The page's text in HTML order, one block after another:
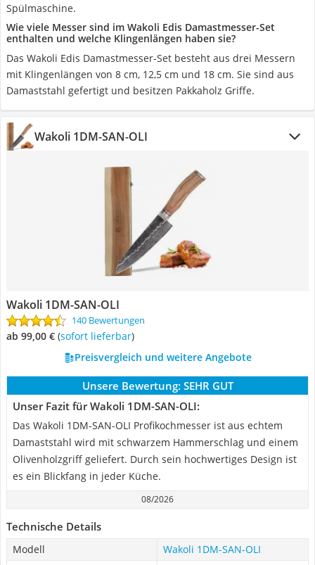
Spülmaschine.
Wie viele Messer sind im Wakoli Edis Damastmesser-Set
enthalten und welche Klingenlängen haben sie?
Das Wakoli Edis Damastmesser-Set besteht aus drei Messern
mit Klingenlängen von 8 cm, 12,5 cm und 18 cm. Sie sind aus
Damaststahl gefertigt und besitzen Pakkaholz Griffe.
Wakoli 1DM-SAN-OLI
Wakoli 1DM-SAN-OLI
140 Bewertungen
ab 99,00 € ( Sofort lieferbar)
Preisvergleich und weitere Angebote
Unsere Bewertung: SEHR GUT
Unser Fazit für Wakoli 1DM-SAN-OLI:
Das Wakoli 1DM-SAN-OLI Profikochmesser ist aus echtem
Damaststahl wird mit schwarzem Hammerschlag und einem
Olivenholzgriff geliefert. Durch sein hochwertiges Design ist
es ein Blickfang in jeder Küche.
08/2026
Technische Details
Modell
Wakoli 1DM-SAN-OLI